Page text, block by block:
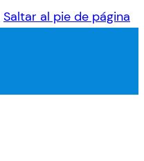
Saltar al pie de página